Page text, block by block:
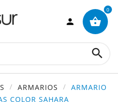
 
0

ARMARIOS
ARMARIO
COLOR SAHARA
×
lista de deseos